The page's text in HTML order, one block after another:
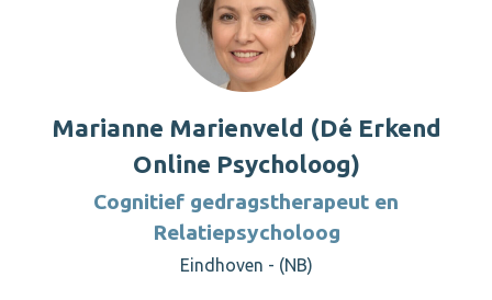
Marianne Marienveld (Dé Erkend
Online Psycholoog)
Cognitief gedragstherapeut en
Relatiepsycholoog
Eindhoven - (NB)